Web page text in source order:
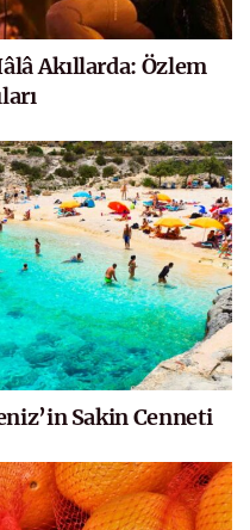
Akıllarda: Özlem
Sakin Cenneti